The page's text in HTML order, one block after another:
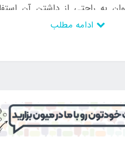
به راحتی از داشتن آن
در صورت استفاده طولانی مدت
باشند تا فرزندان بتوانند
و ایمن برای آب بازی لذت ببرند.